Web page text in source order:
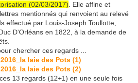
(02/03/2017) . Elle affine et
mentionnés qui renvoient au relevé
effectué par Louis-Joseph Toullotte,
D'Orléans en 1822, à la demande de
chercher ces regards ...
laie des Pots (1)
laie des Pots (2)
13 regards (12+1) en une seule fois